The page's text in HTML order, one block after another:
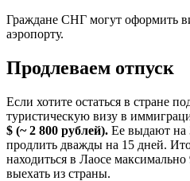
Граждане СНГ могут оформить
аэропорту.
Продлеваем отпуск
Если хотите остаться в стране
туристическую визу в
$ (~ 2 800 рублей). Ее выдают на
продлить дважды на 15 дней.
находиться в Лаосе
выехать из страны.